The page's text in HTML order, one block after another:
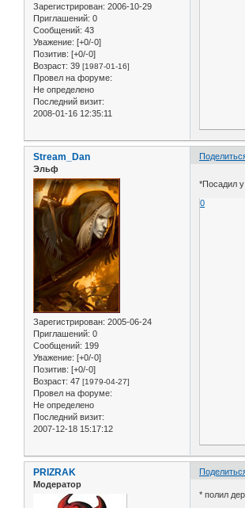
Зарегистрирован: 2006-10-29
Приглашений: 0
Сообщений: 43
Уважение: [+0/-0]
Позитив: [+0/-0]
Возраст: 39 [1987-01-16]
Провел на форуме:
Не определено
Последний визит:
2008-01-16 12:35:11
Stream_Dan
Эльф
Зарегистрирован: 2005-06-24
Приглашений: 0
Сообщений: 199
Уважение: [+0/-0]
Позитив: [+0/-0]
Возраст: 47 [1979-04-27]
Провел на форуме:
Не определено
Последний визит:
2007-12-18 15:17:12
*Посадил
0
PRIZRAK
Модератор
* полил